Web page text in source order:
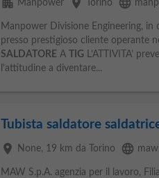
apartment Manpower place Torino language
Manpower Divisione Engineering,
presso prestigioso cliente operante
SALDATOREA TIG L’ATTIVITA’
l’attitudine a diventare...
Tubista saldatore
place None, 19 km da Torino language
MAW S.p.A. agenzia per il lavoro,